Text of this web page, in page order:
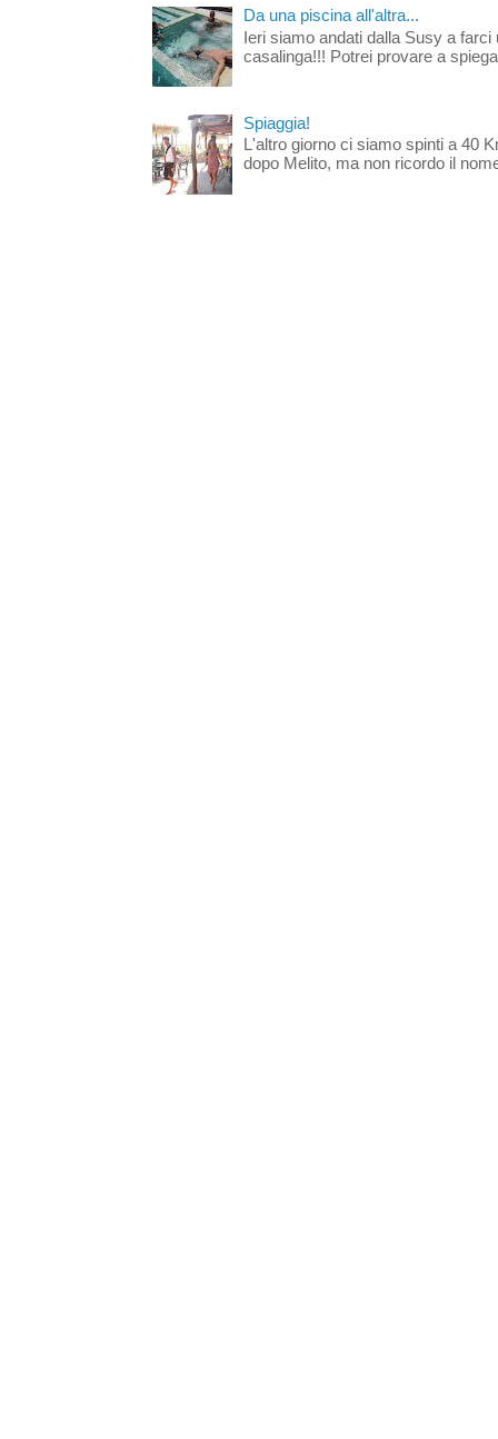
Da una piscina all'altra...
Ieri siamo andati dalla Susy a
casalinga!!! Potrei provare a
Spiaggia!
L'altro giorno ci siamo spinti a 40
dopo Melito, ma non ricordo il